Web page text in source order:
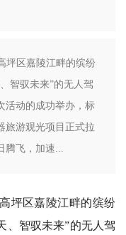
坪区嘉陵江畔的缤纷
智驭未来”的无人驾
活动的成功举办，标
旅游观光项目正式拉
腾飞，加速...
坪区嘉陵江畔的缤纷
、智驭未来”的无人驾